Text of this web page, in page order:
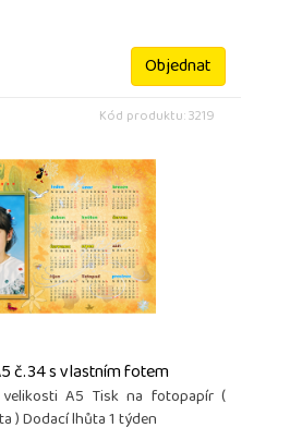
Objednat
Kód produktu: 3219
č.34 s vlastním fotem
A5 Tisk na fotopapír (
) Dodací lhůta 1 týden